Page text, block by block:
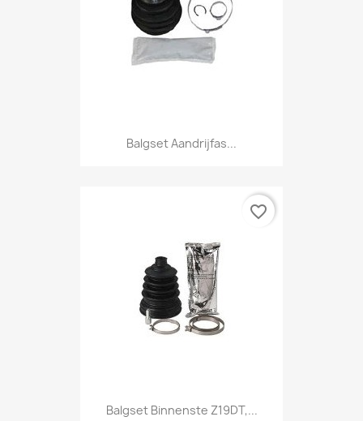
Balgset Aandrijfas...
Balgset Binnenste Z19DT,...
favorite_border